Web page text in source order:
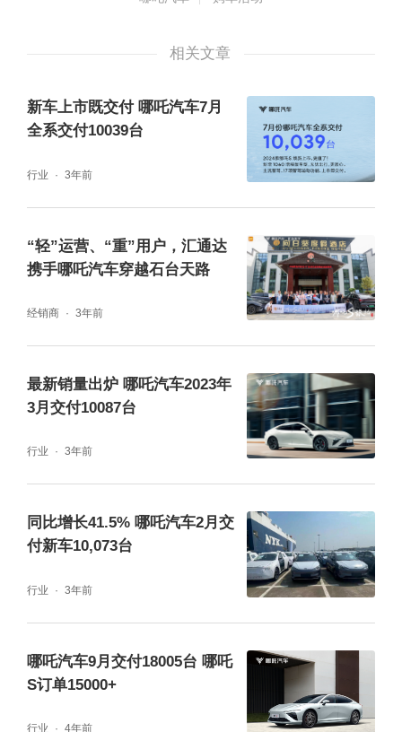
相关文章
新车上市既交付 哪吒汽车7月
全系交付10039台
行业 3年前
“轻”运营、“重”用户，汇通达
携手哪吒汽车穿越石台天路
经销商 3年前
最新销量出炉 哪吒汽车2023年
3月交付10087台
行业 3年前
同比增长41.5% 哪吒汽车2月交
付新车10,073台
行业 3年前
哪吒汽车9月交付18005台 哪吒
S订单15000+
行业 4年前